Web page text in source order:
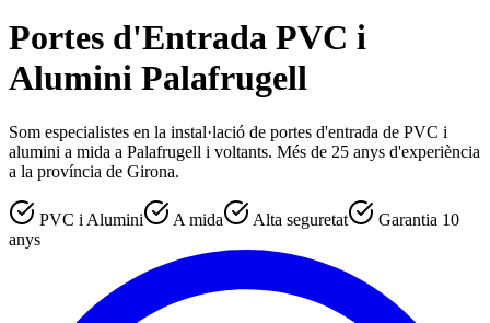
Portes d'Entrada PVC i
Alumini Palafrugell
Som especialistes en la instal·lació de portes d'entrada de PVC i
alumini a mida a Palafrugell i voltants. Més de 25 anys d'experiència
a la província de Girona.
PVC i Alumini A mida Alta seguretat
Garantia 10
anys